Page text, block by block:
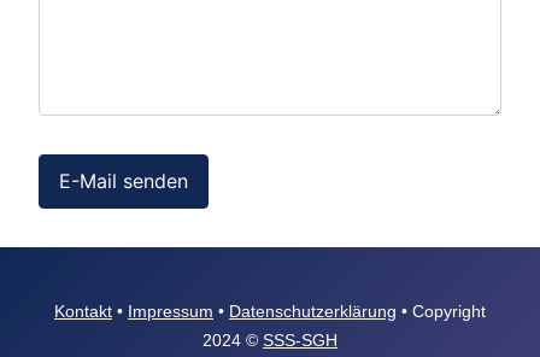
E-Mail senden
Kontakt • Impressum • Datenschutzerklärung • Copyright
2024 © SSS-SGH